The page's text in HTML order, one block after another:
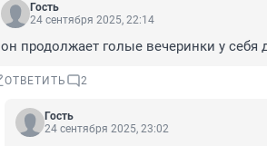
Гость
24 сентября 2025, 22:14
он продолжает голые вечеринки у себя
ОТВЕТИТЬ 2
Гость
24 сентября 2025, 23:02